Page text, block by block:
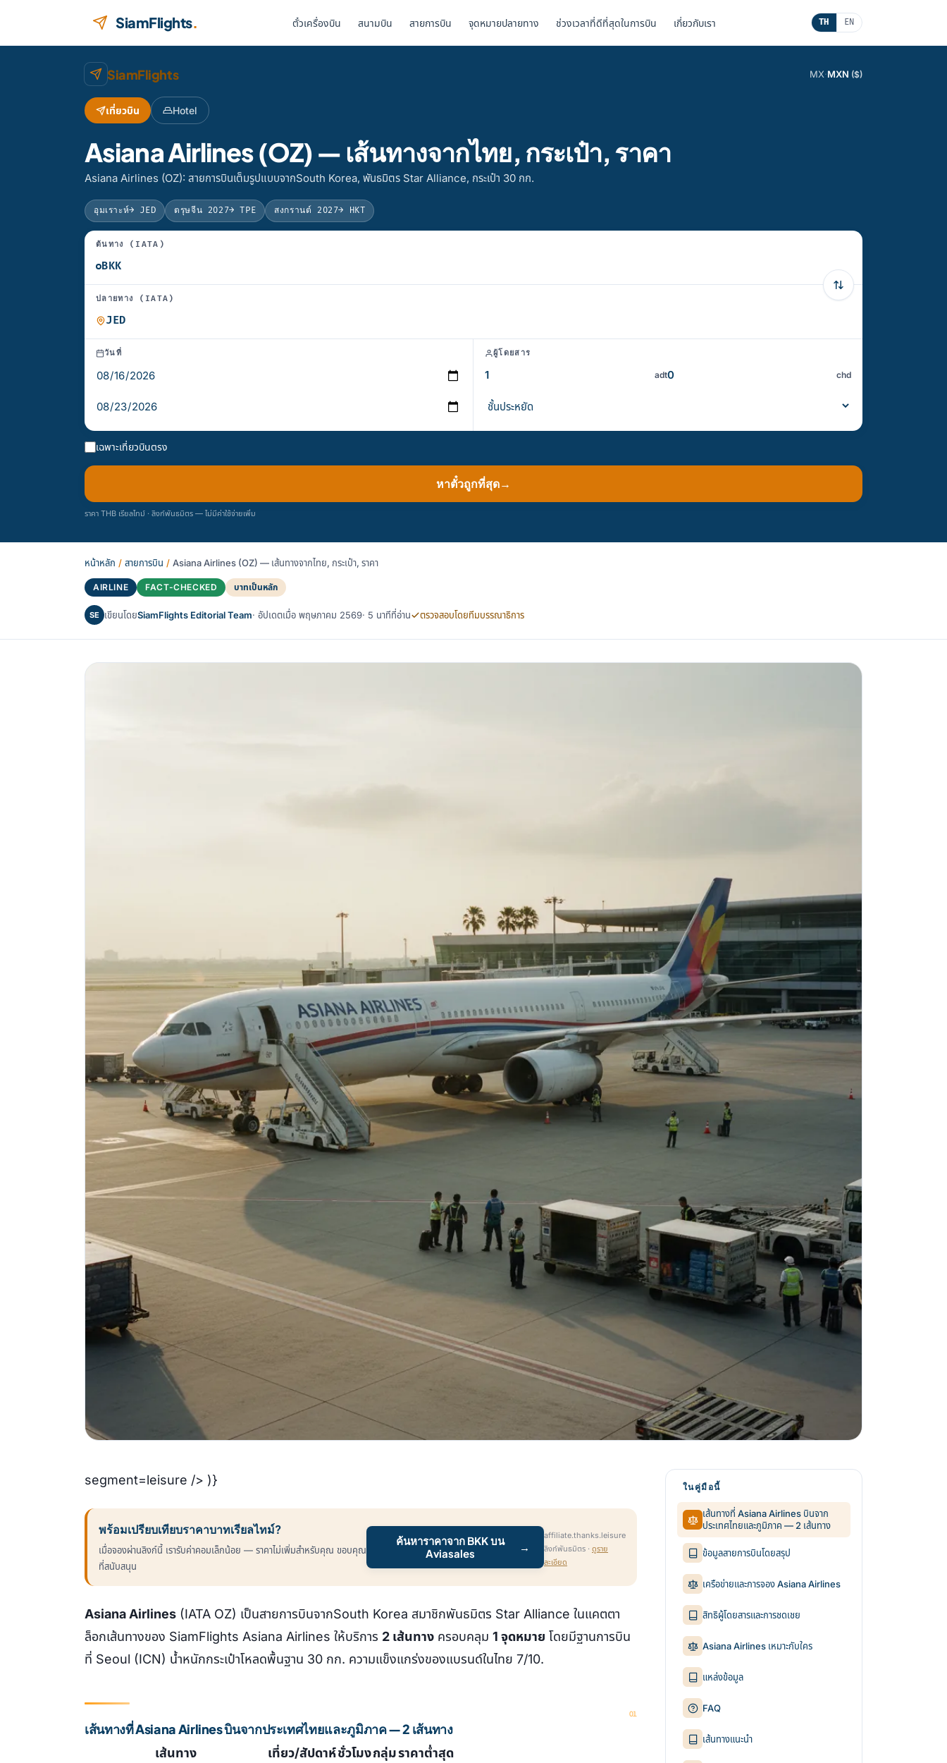
SiamFlights. ตั๋วเครื่องบิน สนามบิน สายการบิน จุดหมายปลายทาง ช่วงเวลาที่ดีที่สุดในการบิน เกี่ยวกับเรา TH EN
SiamFlights MX·MXN ($)
เที่ยวบิน Hotel
Asiana Airlines (OZ) — เส้นทางจากไทย, กระเป๋า, ราคา
Asiana Airlines (OZ): สายการบินเต็มรูปแบบจากSouth Korea, พันธมิตร Star Alliance, กระเป๋า 30 กก.
อุมเราะห์→ JED ตรุษจีน 2027→ TPE สงกรานต์ 2027→ HKT
ต้นทาง (IATA)
ปลายทาง (IATA)
วันที่ ผู้โดยสาร
adt chd
เฉพาะเที่ยวบินตรง
หาตั๋วถูกที่สุด→
ราคา THB เรียลไทม์ · ลิงก์พันธมิตร — ไม่มีค่าใช้จ่ายเพิ่ม
หน้าหลัก / สายการบิน / Asiana Airlines (OZ) — เส้นทางจากไทย, กระเป๋า, ราคา
AIRLINE FACT-CHECKED บาทเป็นหลัก
SE เขียนโดยSiamFlights Editorial Team· อัปเดตเมื่อ พฤษภาคม 2569· 5 นาทีที่อ่าน ตรวจสอบโดยทีมบรรณาธิการ
segment=leisure /> )}
พร้อมเปรียบเทียบราคาบาทเรียลไทม์?
เมื่อจองผ่านลิงก์นี้ เรารับค่าคอมเล็กน้อย — ราคาไม่เพิ่มสำหรับคุณ ขอบคุณ
ที่สนับสนุน
ค้นหาราคาจาก BKK บน
Aviasales
→
affiliate.thanks.leisure
ลิงก์พันธมิตร · ดูราย
ละเอียด
Asiana Airlines (IATA OZ) เป็นสายการบินจากSouth Korea สมาชิกพันธมิตร Star Alliance ในแคตตา
ล็อกเส้นทางของ SiamFlights Asiana Airlines ให้บริการ 2 เส้นทาง ครอบคลุม 1 จุดหมาย โดยมีฐานการบิน
ที่ Seoul (ICN) น้ำหนักกระเป๋าโหลดพื้นฐาน 30 กก. ความแข็งแกร่งของแบรนด์ในไทย 7/10.
เส้นทางที่ Asiana Airlines บินจากประเทศไทยและภูมิภาค — 2 เส้นทาง
เส้นทาง เที่ยว/สัปดาห์ชั่วโมงกลุ่มราคาต่ำสุด
ในคู่มือนี้
เส้นทางที่ Asiana Airlines บินจาก
ประเทศไทยและภูมิภาค — 2 เส้นทาง
ข้อมูลสายการบินโดยสรุป
เครือข่ายและการจอง Asiana Airlines
สิทธิผู้โดยสารและการชดเชย
Asiana Airlines เหมาะกับใคร
แหล่งข้อมูล
FAQ
เส้นทางแนะนำ